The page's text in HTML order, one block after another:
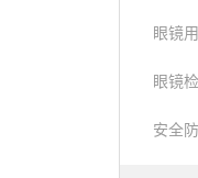
眼镜
眼镜
安全